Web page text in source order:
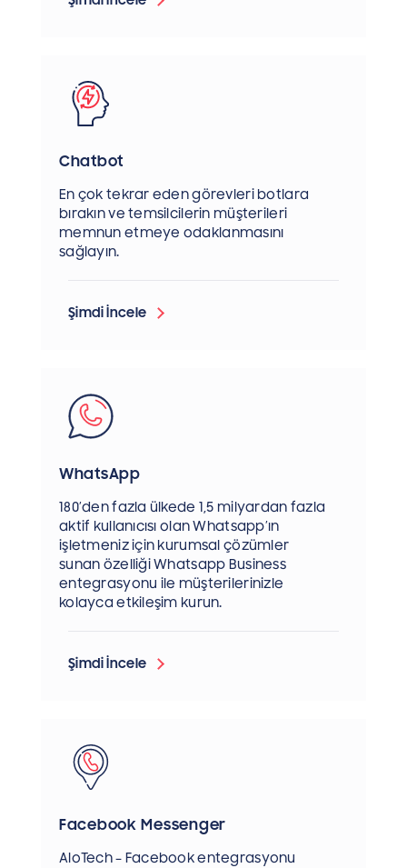
Chatbot
En çok tekrar eden görevleri botlara
bırakın ve temsilcilerin müşterileri
memnun etmeye odaklanmasını
sağlayın.
Şimdi İncele
WhatsApp
180’den fazla ülkede 1,5 milyardan fazla
aktif kullanıcısı olan Whatsapp’ın
işletmeniz için kurumsal çözümler
sunan özelliği Whatsapp Business
entegrasyonu ile müşterilerinizle
kolayca etkileşim kurun.
Şimdi İncele
Facebook Messenger
AloTech – Facebook entegrasyonu